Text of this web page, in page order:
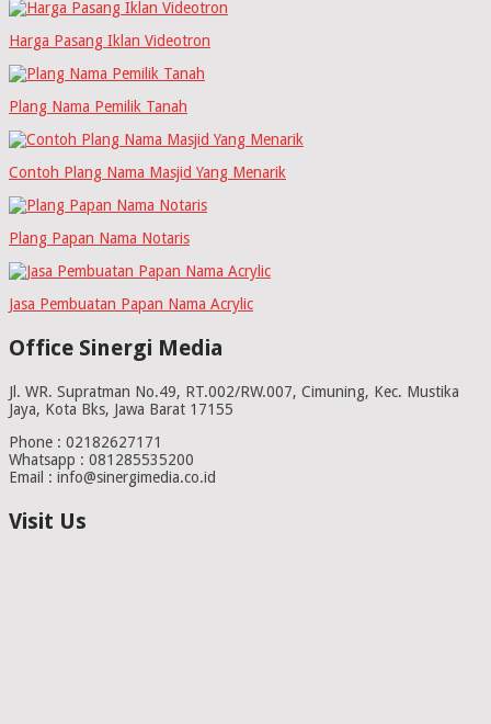
Harga Pasang Iklan Videotron
Plang Nama Pemilik Tanah
Contoh Plang Nama Masjid Yang Menarik
Plang Papan Nama Notaris
Jasa Pembuatan Papan Nama Acrylic
Office Sinergi Media
Jl. WR. Supratman No.49, RT.002/RW.007, Cimuning, Kec. Mustika
Jaya, Kota Bks, Jawa Barat 17155
Phone : 02182627171
Whatsapp : 081285535200
Email : info@sinergimedia.co.id
Visit Us